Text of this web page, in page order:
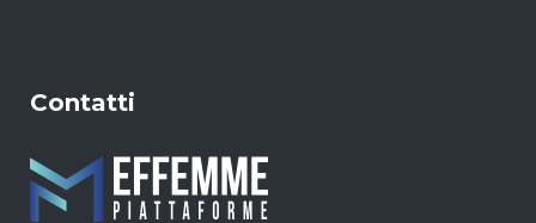
Contatti